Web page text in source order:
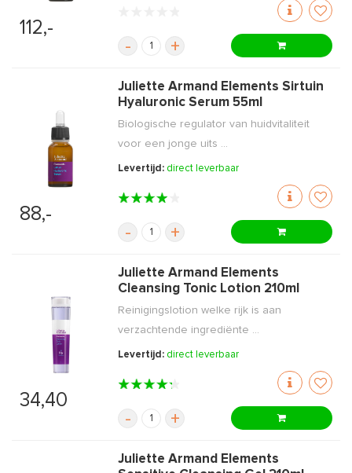
112,-
- +
88,-
Juliette Armand Elements Sirtuin
Hyaluronic Serum 55ml
Biologische regulator van huidvitaliteit
voor een jonge uits ...
Levertijd: direct leverbaar
- +
34,40
Juliette Armand Elements
Cleansing Tonic Lotion 210ml
Reinigingslotion welke rijk is aan
verzachtende ingrediënte ...
Levertijd: direct leverbaar
- +
Juliette Armand Elements